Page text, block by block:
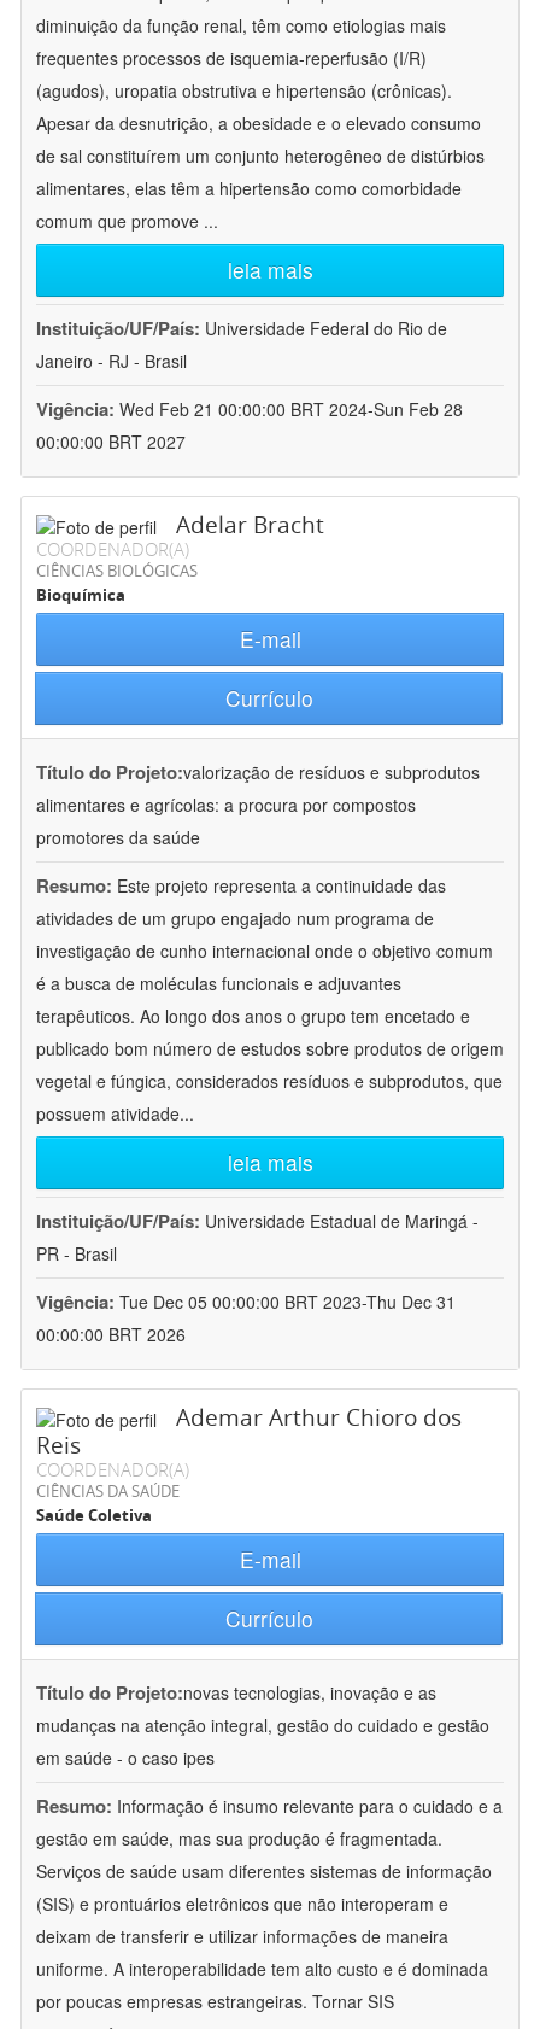
diminuição da função renal, têm como etiologias mais
frequentes processos de isquemia-reperfusão (I/R)
(agudos), uropatia obstrutiva e hipertensão (crônicas).
Apesar da desnutrição, a obesidade e o elevado consumo
de sal constituírem um conjunto heterogêneo de distúrbios
alimentares, elas têm a hipertensão como comorbidade
comum que promove ...
leia mais
Instituição/UF/País: Universidade Federal do Rio de
Janeiro - RJ - Brasil
Vigência: Wed Feb 21 00:00:00 BRT 2024-Sun Feb 28
00:00:00 BRT 2027
Adelar Bracht
COORDENADOR(A)
CIÊNCIAS BIOLÓGICAS
Bioquímica
E-mail
Currículo
Título do Projeto:valorização de resíduos e subprodutos
alimentares e agrícolas: a procura por compostos
promotores da saúde
Resumo: Este projeto representa a continuidade das
atividades de um grupo engajado num programa de
investigação de cunho internacional onde o objetivo comum
é a busca de moléculas funcionais e adjuvantes
terapêuticos. Ao longo dos anos o grupo tem encetado e
publicado bom número de estudos sobre produtos de origem
vegetal e fúngica, considerados resíduos e subprodutos, que
possuem atividade...
leia mais
Instituição/UF/País: Universidade Estadual de Maringá -
PR - Brasil
Vigência: Tue Dec 05 00:00:00 BRT 2023-Thu Dec 31
00:00:00 BRT 2026
Ademar Arthur Chioro dos
Reis
COORDENADOR(A)
CIÊNCIAS DA SAÚDE
Saúde Coletiva
E-mail
Currículo
Título do Projeto:novas tecnologias, inovação e as
mudanças na atenção integral, gestão do cuidado e gestão
em saúde - o caso ipes
Resumo: Informação é insumo relevante para o cuidado e a
gestão em saúde, mas sua produção é fragmentada.
Serviços de saúde usam diferentes sistemas de informação
(SIS) e prontuários eletrônicos que não interoperam e
deixam de transferir e utilizar informações de maneira
uniforme. A interoperabilidade tem alto custo e é dominada
por poucas empresas estrangeiras. Tornar SIS